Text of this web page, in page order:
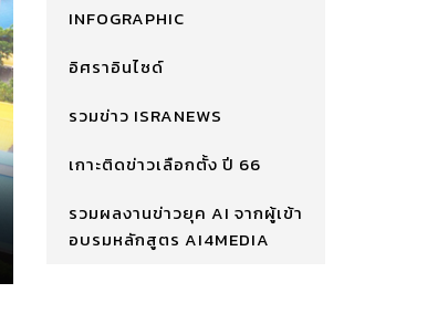
INFOGRAPHIC
อิศราอินไซด์
รวมข่าว ISRANEWS
เกาะติดข่าวเลือกตั้ง ปี 66
รวมผลงานข่าวยุค AI จากผู้เข้า
อบรมหลักสูตร AI4MEDIA